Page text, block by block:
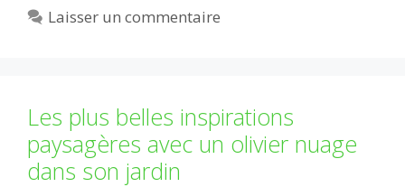
Laisser un commentaire
Les plus belles inspirations
paysagères avec un olivier nuage
dans son jardin